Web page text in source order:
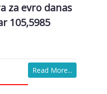
za evro danas
105,5985
Read More...